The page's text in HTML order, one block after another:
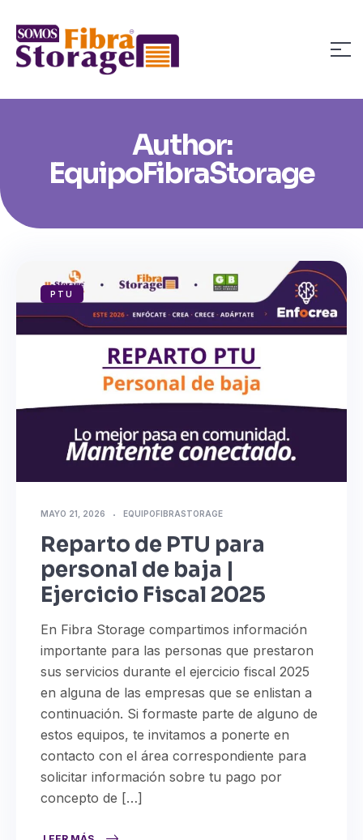
Author:
EquipoFibraStorage
PTU
MAYO 21, 2026 EQUIPOFIBRASTORAGE
Reparto de PTU para
personal de baja |
Ejercicio Fiscal 2025
En Fibra Storage compartimos información
importante para las personas que prestaron
sus servicios durante el ejercicio fiscal 2025
en alguna de las empresas que se enlistan a
continuación. Si formaste parte de alguno de
estos equipos, te invitamos a ponerte en
contacto con el área correspondiente para
solicitar información sobre tu pago por
concepto de […]